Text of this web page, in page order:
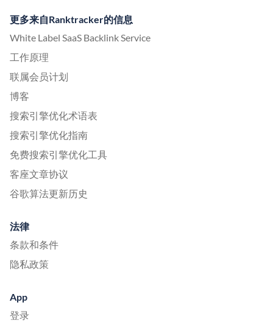
更多来自Ranktracker的信息
White Label SaaS Backlink Service
工作原理
联属会员计划
博客
搜索引擎优化术语表
搜索引擎优化指南
免费搜索引擎优化工具
客座文章协议
谷歌算法更新历史
法律
条款和条件
隐私政策
App
登录